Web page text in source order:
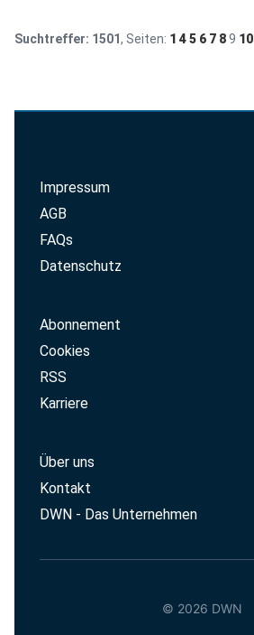
Suchtreffer: 1501, Seiten: 1 4 5 6 7 8 9 10
Impressum
AGB
FAQs
Datenschutz
Abonnement
Cookies
RSS
Karriere
Über uns
Kontakt
DWN - Das Unternehmen
© 2026 DWN